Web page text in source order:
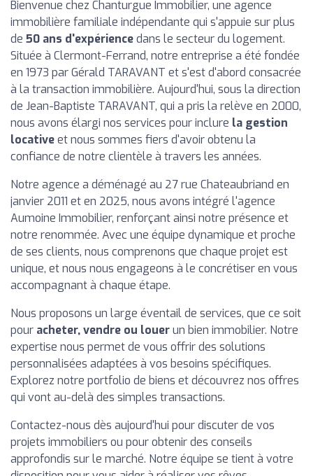
Bienvenue chez Chanturgue Immobilier, une agence
immobilière familiale indépendante qui s'appuie sur plus
de 50 ans d'expériencedans le secteur du logement.
Située à Clermont-Ferrand, notre entreprise a été fondée
en 1973 par Gérald TARAVANT et s'est d'abord consacrée
à la transaction immobilière. Aujourd'hui, sous la direction
de Jean-Baptiste TARAVANT, qui a pris la relève en 2000,
nous avons élargi nos services pour inclure la gestion
locativeet nous sommes fiers d'avoir obtenu la
confiance de notre clientèle à travers les années.
Notre agence a déménagé au 27 rue Chateaubriand en
janvier 2011 et en 2025, nous avons intégré l'agence
Aumoine Immobilier, renforçant ainsi notre présence et
notre renommée. Avec une équipe dynamique et proche
de ses clients, nous comprenons que chaque projet est
unique, et nous nous engageons à le concrétiser en vous
accompagnant à chaque étape.
Nous proposons un large éventail de services, que ce soit
pour acheter, vendre ou louerun bien immobilier. Notre
expertise nous permet de vous offrir des solutions
personnalisées adaptées à vos besoins spécifiques.
Explorez notre portfolio de biens et découvrez nos offres
qui vont au-delà des simples transactions.
Contactez-nous dès aujourd'hui pour discuter de vos
projets immobiliers ou pour obtenir des conseils
approfondis sur le marché. Notre équipe se tient à votre